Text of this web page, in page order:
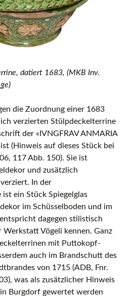
datiert 1683, (MKB Inv.
die Zuordnung einer 1683
verzierten Stülpdeckelterrine
der «IVNGFRAV ANMARIA
(Hinweis auf dieses Stück bei
117 Abb. 150). Sie ist
und zusätzlich
In der
ein Stück Spiegelglas
im Schüsselboden und im
dagegen stilistisch
Werkstatt Vögeli kennen. Ganz
mit Puttokopf-
auch im Brandschutt des
von 1715 (ADB, Fnr.
was als zusätzlicher Hinweis
Burgdorf gewertet werden